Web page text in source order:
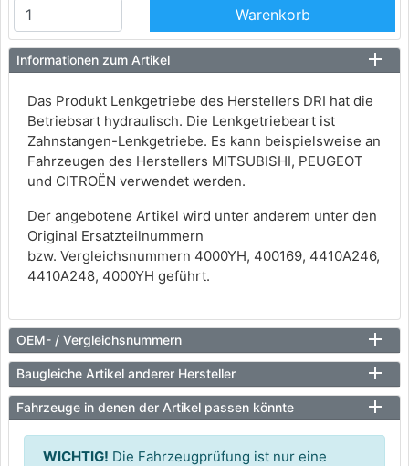
Warenkorb
Informationen zum Artikel
Das Produkt Lenkgetriebe des Herstellers DRI hat die
Betriebsart hydraulisch. Die Lenkgetriebeart ist
Zahnstangen-Lenkgetriebe. Es kann beispielsweise an
Fahrzeugen des Herstellers MITSUBISHI, PEUGEOT
und CITROËN verwendet werden.
Der angebotene Artikel wird unter anderem unter den
Original Ersatzteilnummern
bzw. Vergleichsnummern 4000YH, 400169, 4410A246,
4410A248, 4000YH geführt.
OEM- / Vergleichsnummern
Baugleiche Artikel anderer Hersteller
Fahrzeuge in denen der Artikel passen könnte
WICHTIG! Die Fahrzeugprüfung ist nur eine